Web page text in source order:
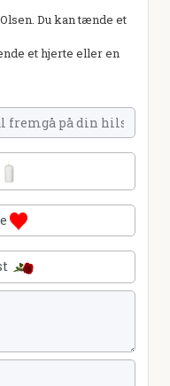
Du kan tænde et
et hjerte eller en